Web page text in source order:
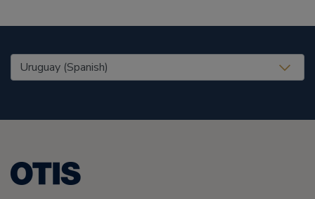
United States (EN)